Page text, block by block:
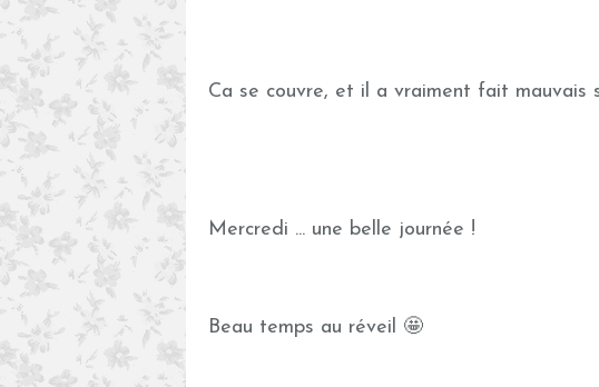
Ca se couvre, et il a vraiment fait mauvais
Mercredi ... une belle journée !
Beau temps au réveil 🤩